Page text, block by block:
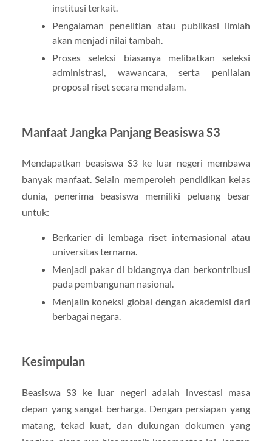
institusi terkait.
Pengalaman penelitian atau publikasi ilmiah
akan menjadi nilai tambah.
Proses seleksi biasanya melibatkan seleksi
administrasi, wawancara, serta penilaian
proposal riset secara mendalam.
Manfaat Jangka Panjang Beasiswa S3
Mendapatkan beasiswa S3 ke luar negeri membawa
banyak manfaat. Selain memperoleh pendidikan kelas
dunia, penerima beasiswa memiliki peluang besar
untuk:
Berkarier di lembaga riset internasional atau
universitas ternama.
Menjadi pakar di bidangnya dan berkontribusi
pada pembangunan nasional.
Menjalin koneksi global dengan akademisi dari
berbagai negara.
Kesimpulan
Beasiswa S3 ke luar negeri adalah investasi masa
depan yang sangat berharga. Dengan persiapan yang
matang, tekad kuat, dan dukungan dokumen yang